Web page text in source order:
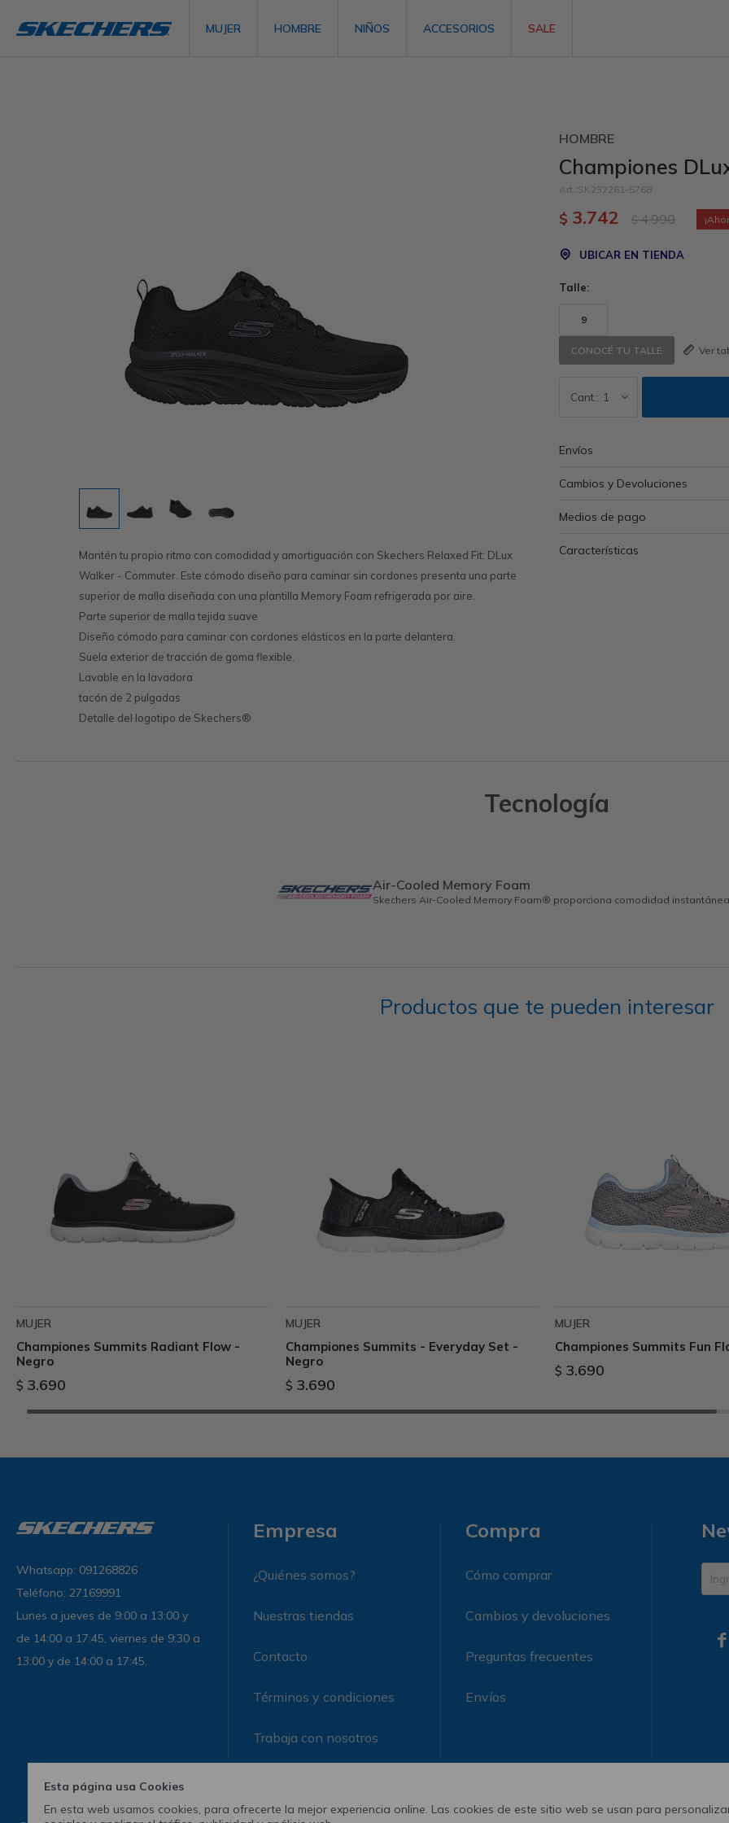
Esta página usa Cookies
En esta web usamos cookies, para ofrecerte la mejor experiencia online. Las cookies de este sitio web se usan para
MUJER HOMBRE NIÑOS ACCESORIOS SALE
Mantén tu propio ritmo con comodidad y amortiguación con Skechers Relaxed Fit: DLux
Walker - Commuter. Este cómodo diseño para caminar sin cordones presenta una parte
superior de malla diseñada con una plantilla Memory Foam refrigerada por aire.
Parte superior de malla tejida suave
Diseño cómodo para caminar con cordones elásticos en la parte delantera.
Suela exterior de tracción de goma flexible.
Lavable en la lavadora
tacón de 2 pulgadas
Detalle del logotipo de Skechers®
HOMBRE
Championes
SK232261-5768
$ 3.742 $4.990
UBICAR EN TIENDA
Talle:
9
CONOCÉ TU TALLE Ver
1
Envíos
Cambios y Devoluciones
Medios de pago
Características
Tecnología
Air-Cooled Memory Foam
Skechers Air-Cooled Memory Foam® proporciona comodidad
Productos que te pueden interesar
MUJER
Championes Summits Radiant Flow -
Negro
$ 3.690
MUJER
Championes Summits - Everyday Set -
Negro
$ 3.690
MUJER
Championes Summits Fun
$ 3.690
Whatsapp: 091268826
Teléfono: 27169991
Lunes a jueves de 9:00 a 13:00 y
de 14:00 a 17:45, viernes de 9:30 a
13:00 y de 14:00 a 17:45.
Empresa
¿Quiénes somos?
Nuestras tiendas
Contacto
Términos y condiciones
Trabaja con nosotros
Compra
Cómo comprar
Cambios y devoluciones
Preguntas frecuentes
Envíos
